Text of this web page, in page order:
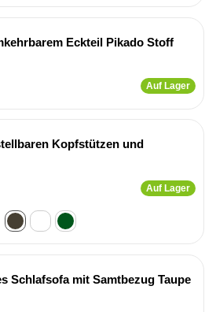
Eckteil Pikado Stoff
Auf Lager
Kopfstützen und
Auf Lager
Schlafsofa mit Samtbezug Taupe